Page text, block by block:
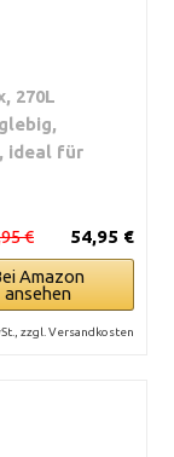
270L
ideal für
54,95 €
€
Amazon
ansehen
zzgl. Versandkosten